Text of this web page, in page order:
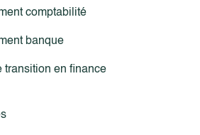
comptabilité
banque
transition en finance